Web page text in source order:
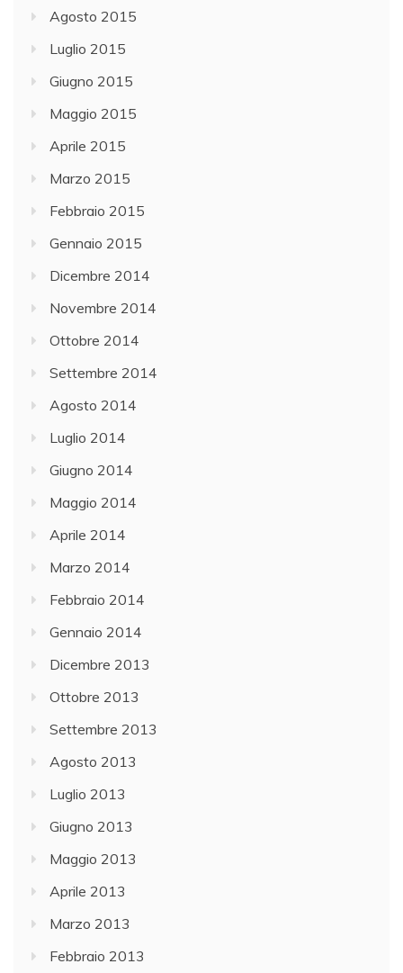
Agosto 2015
Luglio 2015
Giugno 2015
Maggio 2015
Aprile 2015
Marzo 2015
Febbraio 2015
Gennaio 2015
Dicembre 2014
Novembre 2014
Ottobre 2014
Settembre 2014
Agosto 2014
Luglio 2014
Giugno 2014
Maggio 2014
Aprile 2014
Marzo 2014
Febbraio 2014
Gennaio 2014
Dicembre 2013
Ottobre 2013
Settembre 2013
Agosto 2013
Luglio 2013
Giugno 2013
Maggio 2013
Aprile 2013
Marzo 2013
Febbraio 2013